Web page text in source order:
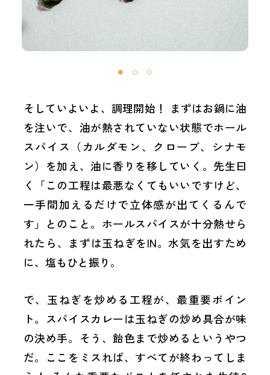
そしていよいよ、調理開始！ まずはお鍋に油
を注いで、油が熱されていない状態でホール
スパイス（カルダモン、クローブ、シナモ
ン）を加え、油に香りを移していく。先生曰
く「この工程は最悪なくてもいいですけど、
一手間加えるだけで立体感が出てくるんで
す」とのこと。ホールスパイスが十分熱せら
れたら、まずは玉ねぎをIN。水気を出すため
に、塩もひと振り。
で、玉ねぎを炒める工程が、最重要ポイン
ト。スパイスカレーは玉ねぎの炒め具合が味
の決め手。そう、飴色まで炒めるというやつ
だ。ここをミスれば、すべてが終わってしま